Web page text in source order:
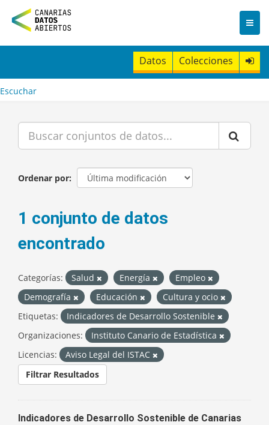
n
t
Datos Colecciones
Escuchar
Ordenar por
1 conjunto de datos
encontrado
Categorías: Salud Energía
Empleo
Demografía
Educación
Cultura y ocio
Etiquetas:
Indicadores de Desarrollo Sostenible
Organizaciones:
Instituto Canario de Estadística
Licencias:
Aviso Legal del ISTAC
Filtrar Resultados
Indicadores de Desarrollo Sostenible de Canarias